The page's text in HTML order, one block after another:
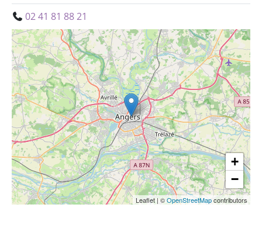
02 41 81 88 21
+
−
Leaflet | ©OpenStreetMapcontributors